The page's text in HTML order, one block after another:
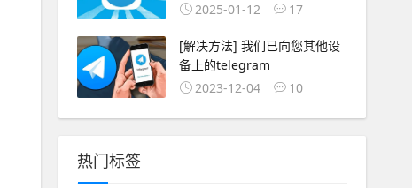
2025-01-12
17
[解决方法] 我们已向您其他设
备上的telegram
2023-12-04
10
热门标签